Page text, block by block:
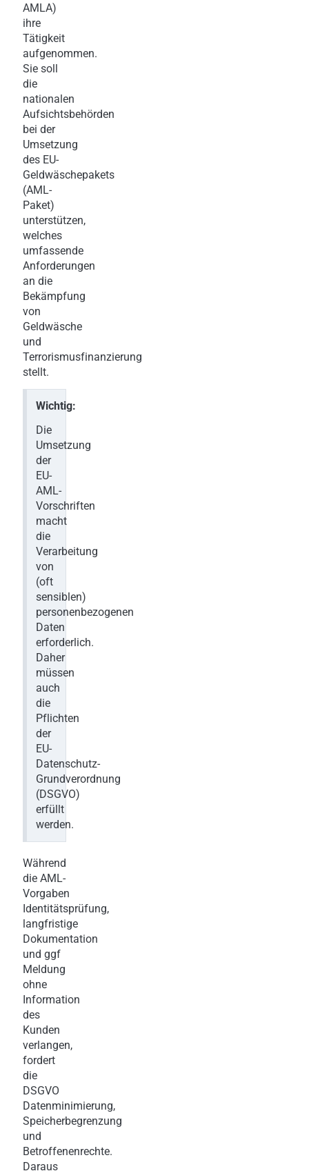
AMLA)
ihre
Tätigkeit
aufgenommen.
Sie soll
die
nationalen
Aufsichtsbehörden
bei der
Umsetzung
des EU-
Geldwäschepakets
(AML-
Paket)
unterstützen,
welches
umfassende
Anforderungen
an die
Bekämpfung
von
Geldwäsche
und
Terrorismusfinanzierung
stellt.
Wichtig:
Die
Umsetzung
der
EU-
AML-
Vorschriften
macht
die
Verarbeitung
von
(oft
sensiblen)
personenbezogenen
Daten
erforderlich.
Daher
müssen
auch
die
Pflichten
der
EU-
Datenschutz-
Grundverordnung
(DSGVO)
erfüllt
werden.
Während
die AML-
Vorgaben
Identitätsprüfung,
langfristige
Dokumentation
und ggf
Meldung
ohne
Information
des
Kunden
verlangen,
fordert
die
DSGVO
Datenminimierung,
Speicherbegrenzung
und
Betroffenenrechte.
Daraus